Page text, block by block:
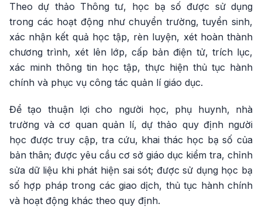
Theo dự thảo Thông tư, học bạ số được sử dụng
trong các hoạt động như chuyển trường, tuyển sinh,
xác nhận kết quả học tập, rèn luyện, xét hoàn thành
chương trình, xét lên lớp, cấp bản điện tử, trích lục,
xác minh thông tin học tập, thực hiện thủ tục hành
chính và phục vụ công tác quản lí giáo dục.
Để tạo thuận lợi cho người học, phụ huynh, nhà
trường và cơ quan quản lí, dự thảo quy định người
học được truy cập, tra cứu, khai thác học bạ số của
bản thân; được yêu cầu cơ sở giáo dục kiểm tra, chỉnh
sửa dữ liệu khi phát hiện sai sót; được sử dụng học bạ
số hợp pháp trong các giao dịch, thủ tục hành chính
và hoạt động khác theo quy định.